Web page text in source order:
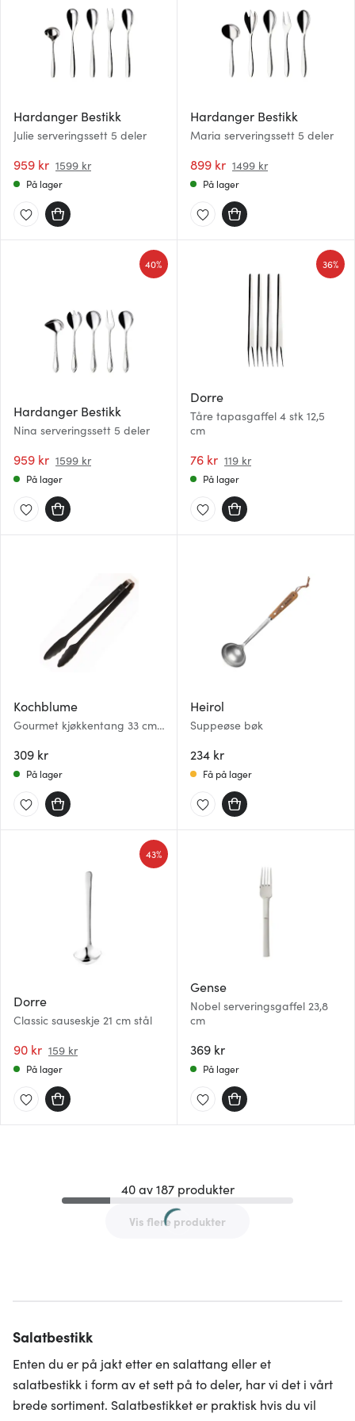
Hardanger Bestikk
Julie serveringssett 5 deler
959 kr 1599 kr
På lager
Hardanger Bestikk
Maria serveringssett 5 deler
899 kr 1499 kr
På lager
Hardanger Bestikk
Nina serveringssett 5 deler
959 kr 1599 kr
40%
På lager
Dorre
Tåre tapasgaffel 4 stk 12,5
cm
76 kr 119 kr
36%
På lager
Kochblume
Gourmet kjøkkentang 33 cm
309 kr
På lager
Heirol
Suppeøse bøk
234 kr
Få på lager
Dorre
Classic sauseskje 21 cm stål
90 kr 159 kr
43%
På lager
Gense
Nobel serveringsgaffel 23,8
cm
369 kr
På lager
40 av 187 produkter
Vis flere produkter
Salatbestikk
Enten du er på jakt etter en salattang eller et
salatbestikk i form av et sett på to deler, har vi det i vårt
brede sortiment. Salatbestikket er praktisk hvis du vil